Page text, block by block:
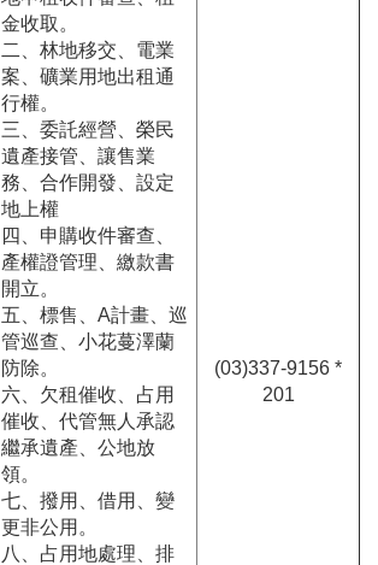
金收取。
二、林地移交、電業
案、礦業用地出租通
行權。
三、委託經營、榮民
遺產接管、讓售業
務、合作開發、設定
地上權
四、申購收件審查、
產權證管理、繳款書
開立。
五、標售、A計畫、巡
管巡查、小花蔓澤蘭
防除。
六、欠租催收、占用
催收、代管無人承認
繼承遺產、公地放
領。
七、撥用、借用、變
更非公用。
八、占用地處理、排
(03)337-9156 *
201